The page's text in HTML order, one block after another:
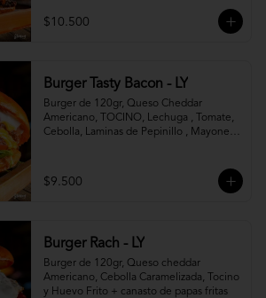
$10.500
Burger Tasty Bacon - LY
Burger de 120gr, Queso Cheddar
Americano, TOCINO, Lechuga , Tomate,
Cebolla, Laminas de Pepinillo , Mayonesa
$9.500
Burger Rach - LY
Burger de 120gr, Queso cheddar
Americano, Cebolla Caramelizada, Tocino
y Huevo Frito + canasto de papas fritas